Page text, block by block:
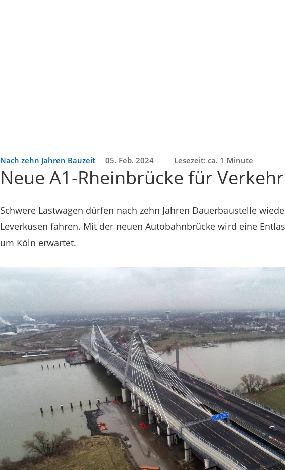
Nach zehn Jahren Bauzeit 05. Feb. 2024 Lesezeit: ca. 1 Minute
Neue A1-Rheinbrücke für
Schwere Lastwagen dürfen nach zehn Jahren Dauerbaustelle
Leverkusen fahren. Mit der neuen Autobahnbrücke wird eine
um Köln erwartet.